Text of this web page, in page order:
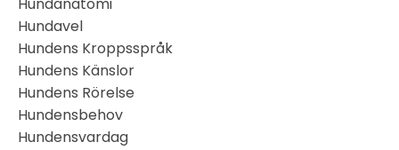
Hundavel
Hundens Kroppsspråk
Hundens Känslor
Hundens Rörelse
Hundensbehov
Hundensvardag